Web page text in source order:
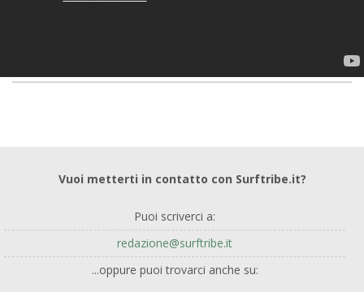
Vuoi metterti in contatto con Surftribe.it?
Puoi scriverci a:
redazione@surftribe.it
...oppure puoi trovarci anche su: